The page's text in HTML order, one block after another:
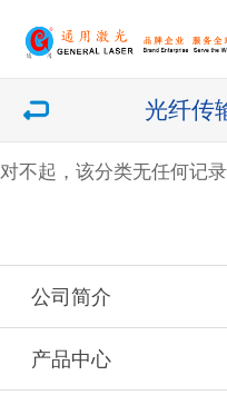
光纤传
对不起，该分类无任何记录
公司简介
产品中心